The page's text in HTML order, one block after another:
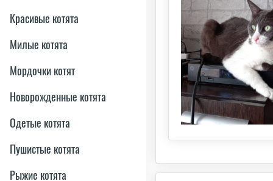
Красивые котята
Милые котята
Мордочки котят
Новорожденные котята
Одетые котята
Пушистые котята
Рыжие котята